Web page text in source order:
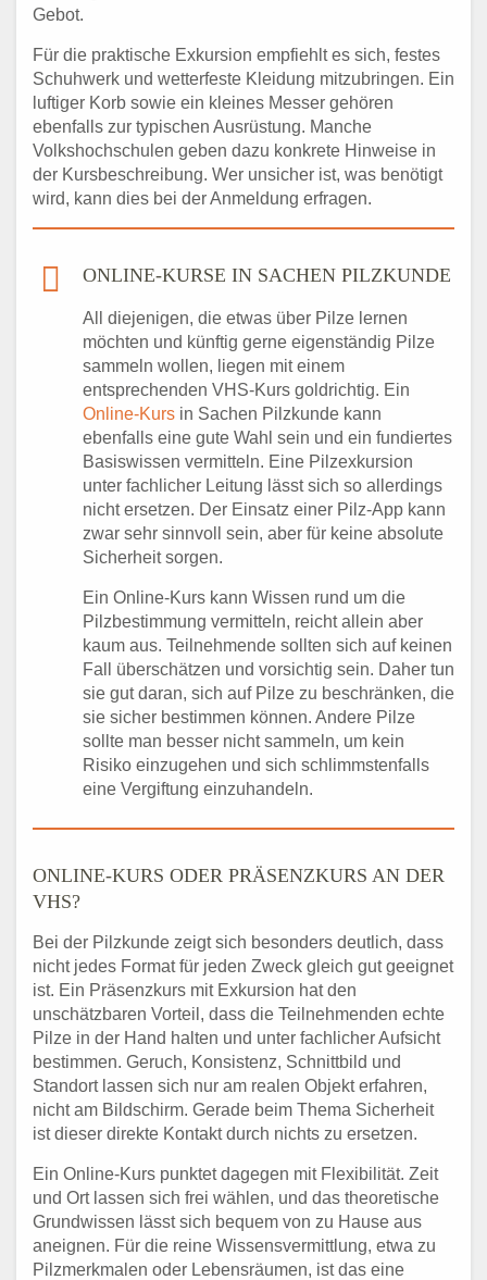
Gebot.
Für die praktische Exkursion empfiehlt es sich, festes
Schuhwerk und wetterfeste Kleidung mitzubringen. Ein
luftiger Korb sowie ein kleines Messer gehören
ebenfalls zur typischen Ausrüstung. Manche
Volkshochschulen geben dazu konkrete Hinweise in
der Kursbeschreibung. Wer unsicher ist, was benötigt
wird, kann dies bei der Anmeldung erfragen.
ONLINE-KURSE IN SACHEN PILZKUNDE
All diejenigen, die etwas über Pilze lernen
möchten und künftig gerne eigenständig Pilze
sammeln wollen, liegen mit einem
entsprechenden VHS-Kurs goldrichtig. Ein
Online-Kurs in Sachen Pilzkunde kann
ebenfalls eine gute Wahl sein und ein fundiertes
Basiswissen vermitteln. Eine Pilzexkursion
unter fachlicher Leitung lässt sich so allerdings
nicht ersetzen. Der Einsatz einer Pilz-App kann
zwar sehr sinnvoll sein, aber für keine absolute
Sicherheit sorgen.
Ein Online-Kurs kann Wissen rund um die
Pilzbestimmung vermitteln, reicht allein aber
kaum aus. Teilnehmende sollten sich auf keinen
Fall überschätzen und vorsichtig sein. Daher tun
sie gut daran, sich auf Pilze zu beschränken, die
sie sicher bestimmen können. Andere Pilze
sollte man besser nicht sammeln, um kein
Risiko einzugehen und sich schlimmstenfalls
eine Vergiftung einzuhandeln.
ONLINE-KURS ODER PRÄSENZKURS AN DER
VHS?
Bei der Pilzkunde zeigt sich besonders deutlich, dass
nicht jedes Format für jeden Zweck gleich gut geeignet
ist. Ein Präsenzkurs mit Exkursion hat den
unschätzbaren Vorteil, dass die Teilnehmenden echte
Pilze in der Hand halten und unter fachlicher Aufsicht
bestimmen. Geruch, Konsistenz, Schnittbild und
Standort lassen sich nur am realen Objekt erfahren,
nicht am Bildschirm. Gerade beim Thema Sicherheit
ist dieser direkte Kontakt durch nichts zu ersetzen.
Ein Online-Kurs punktet dagegen mit Flexibilität. Zeit
und Ort lassen sich frei wählen, und das theoretische
Grundwissen lässt sich bequem von zu Hause aus
aneignen. Für die reine Wissensvermittlung, etwa zu
Pilzmerkmalen oder Lebensräumen, ist das eine